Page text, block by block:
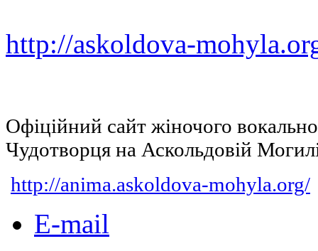
http://askoldova-
Офіційний сайт жіночого
Чудотворця на Аскольдовій
http://anima.askoldova-mohyla.org/
E-mail